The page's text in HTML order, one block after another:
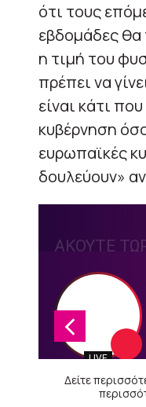
ότι τους
εβδομάδες θα
η τιμή του
πρέπει να
είναι κάτι
κυβέρνηση
ευρωπαϊκές
δουλεύουν»
Δείτε